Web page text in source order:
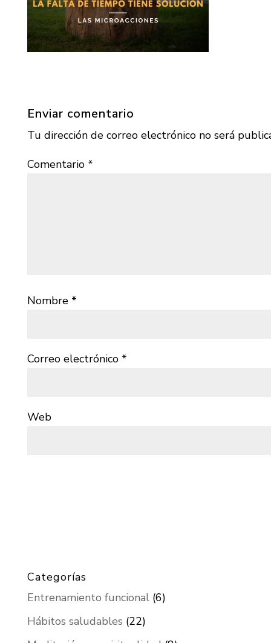
Enviar comentario
Tu dirección de correo electrónico no será
Comentario *
Nombre *
Correo electrónico *
Web
Categorías
Entrenamiento funcional(6)
Hábitos saludables (22)